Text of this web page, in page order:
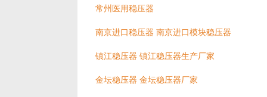
常州医用稳压器
南京进口稳压器 南京进口模块稳压器
镇江稳压器 镇江稳压器生产厂家
金坛稳压器 金坛稳压器厂家